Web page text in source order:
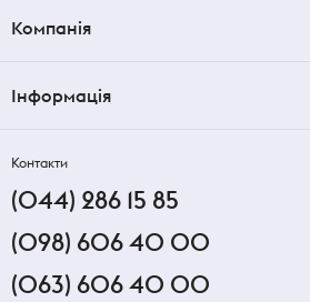
Компанія
Інформація
Контакти
(044) 286 15 85
(098) 606 40 00
(063) 606 40 00